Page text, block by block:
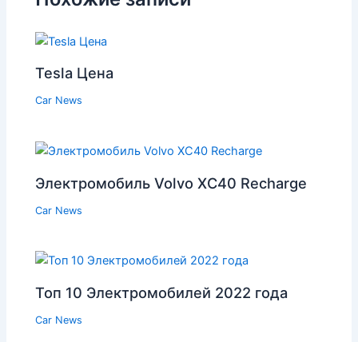
Tesla Цена
Car News
Электромобиль Volvo XC40 Recharge
Car News
Топ 10 Электромобилей 2022 года
Car News